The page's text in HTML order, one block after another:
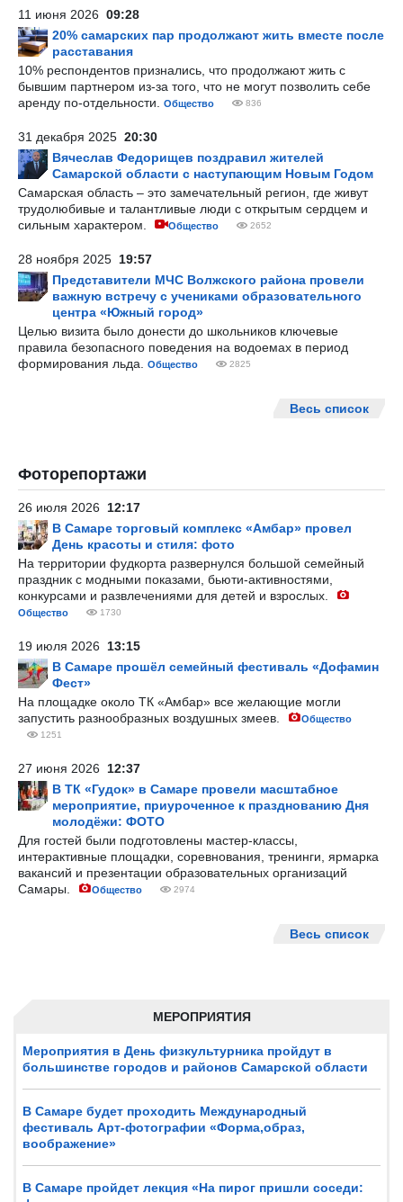
МЕРОПРИЯТИЯ
Мероприятия в День физкультурника пройдут в
большинстве городов и районов Самарской области
В Самаре будет проходить Международный
фестиваль Арт-фотографии «Форма,образ,
воображение»
В Самаре пройдет лекция «На пирог пришли соседи:
11 июня 2026 09:28
20% самарских пар продолжают жить вместе после
расставания
10% респондентов признались, что продолжают жить с
бывшим партнером из-за того, что не могут позволить себе
аренду по-отдельности.
Общество 836
31 декабря 2025 20:30
Вячеслав Федорищев поздравил жителей
Самарской области с наступающим Новым Годом
Самарская область – это замечательный регион, где живут
трудолюбивые и талантливые люди с открытым сердцем и
сильным характером.
Общество 2652
28 ноября 2025 19:57
Представители МЧС Волжского района провели
важную встречу с учениками образовательного
центра «Южный город»
Целью визита было донести до школьников ключевые
правила безопасного поведения на водоемах в период
формирования льда.
Общество 2825
Весь список
Фоторепортажи
26 июля 2026 12:17
В Самаре торговый комплекс «Амбар» провел
День красоты и стиля: фото
На территории фудкорта развернулся большой семейный
праздник с модными показами, бьюти-активностями,
конкурсами и развлечениями для детей и взрослых.
Общество 1730
19 июля 2026 13:15
В Самаре прошёл семейный фестиваль «Дофамин
Фест»
На площадке около ТК «Амбар» все желающие могли
запустить разнообразных воздушных змеев.
Общество
1251
27 июня 2026 12:37
В ТК «Гудок» в Самаре провели масштабное
мероприятие, приуроченное к празднованию Дня
молодёжи: ФОТО
Для гостей были подготовлены мастер-классы,
интерактивные площадки, соревнования, тренинги, ярмарка
вакансий и презентации образовательных организаций
Самары.
Общество 2974
Весь список